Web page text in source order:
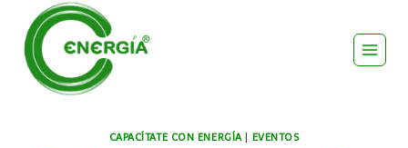
CAPACÍTATE CON ENERGÍA| EVENTOS